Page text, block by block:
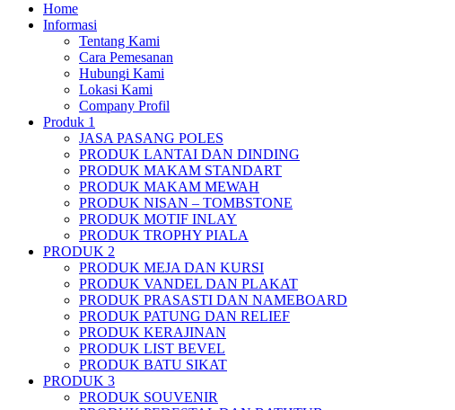
Home
Informasi
Tentang Kami
Cara Pemesanan
Hubungi Kami
Lokasi Kami
Company Profil
Produk 1
JASA PASANG POLES
PRODUK LANTAI DAN DINDING
PRODUK MAKAM STANDART
PRODUK MAKAM MEWAH
PRODUK NISAN – TOMBSTONE
PRODUK MOTIF INLAY
PRODUK TROPHY PIALA
PRODUK 2
PRODUK MEJA DAN KURSI
PRODUK VANDEL DAN PLAKAT
PRODUK PRASASTI DAN NAMEBOARD
PRODUK PATUNG DAN RELIEF
PRODUK KERAJINAN
PRODUK LIST BEVEL
PRODUK BATU SIKAT
PRODUK 3
PRODUK SOUVENIR